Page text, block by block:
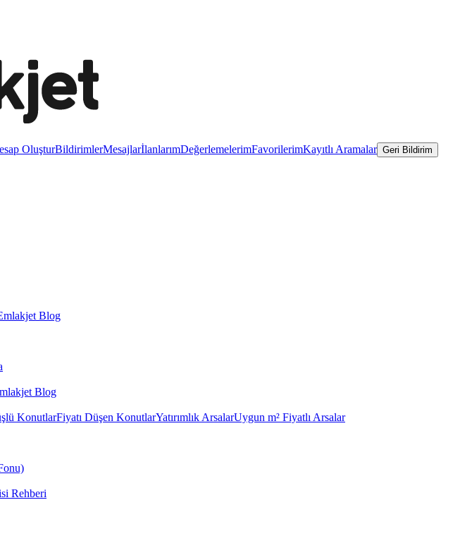
OluşturBildirimlerMesajlarİlanlarımDeğerlemelerimFavorilerimKayıtlı Aramalar Geri Bildirim
Blog
Blog
KonutlarFiyatı Düşen KonutlarYatırımlık ArsalarUygun m² Fiyatlı Arsalar
Rehberi